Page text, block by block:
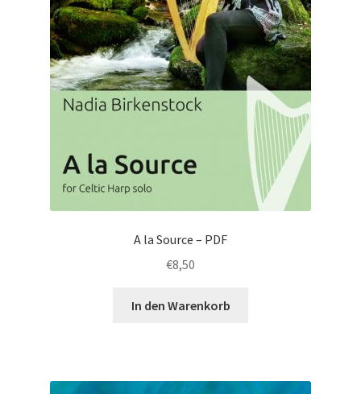
A la Source – PDF
€8,50
In den Warenkorb